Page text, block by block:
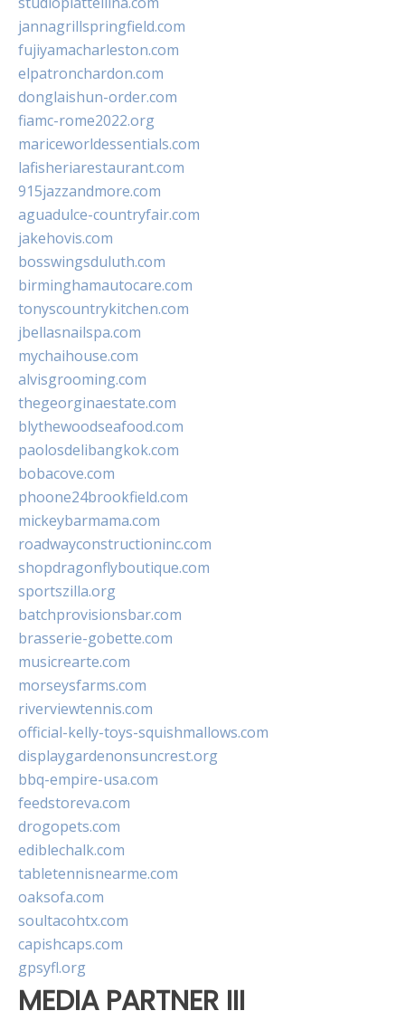
jannagrillspringfield.com
fujiyamacharleston.com
elpatronchardon.com
donglaishun-order.com
fiamc-rome2022.org
mariceworldessentials.com
lafisheriarestaurant.com
915jazzandmore.com
aguadulce-countryfair.com
jakehovis.com
bosswingsduluth.com
birminghamautocare.com
tonyscountrykitchen.com
jbellasnailspa.com
mychaihouse.com
alvisgrooming.com
thegeorginaestate.com
blythewoodseafood.com
paolosdelibangkok.com
bobacove.com
phoone24brookfield.com
mickeybarmama.com
roadwayconstructioninc.com
shopdragonflyboutique.com
sportszilla.org
batchprovisionsbar.com
brasserie-gobette.com
musicrearte.com
morseysfarms.com
riverviewtennis.com
official-kelly-toys-squishmallows.com
displaygardenonsuncrest.org
bbq-empire-usa.com
feedstoreva.com
drogopets.com
ediblechalk.com
tabletennisnearme.com
oaksofa.com
soultacohtx.com
capishcaps.com
gpsyfl.org
MEDIA PARTNER III